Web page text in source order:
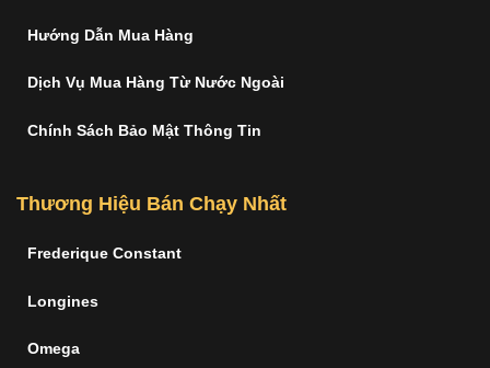
Hướng Dẫn Mua Hàng
Dịch Vụ Mua Hàng Từ Nước Ngoài
Chính Sách Bảo Mật Thông Tin
Thương Hiệu Bán Chạy Nhất
Frederique Constant
Longines
Omega